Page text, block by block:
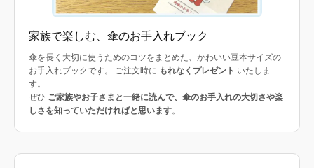
家族で楽しむ、傘のお手入れブック
傘を長く大切に使うためのコツをまとめた、かわいい豆本サイズの
お手入れブックです。 ご注文時に もれなくプレゼント いたしま
す。
ぜひ ご家族やお子さまと一緒に読んで、傘のお手入れの大切さや楽
しさを知っていただければと思います。